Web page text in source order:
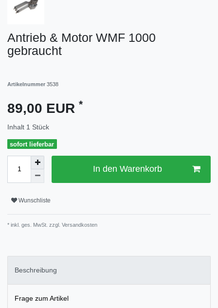
Antrieb & Motor WMF 1000
gebraucht
Artikelnummer 3538
89,00 EUR *
Inhalt 1 Stück
sofort lieferbar
In den Warenkorb
Wunschliste
* inkl. ges. MwSt. zzgl. Versandkosten
Beschreibung
Frage zum Artikel